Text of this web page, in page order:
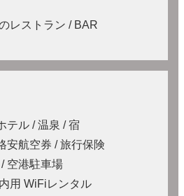
レストラン / BAR
テル / 温泉 / 宿
安航空券 / 旅行保険
空港駐車場
用 WiFiレンタル